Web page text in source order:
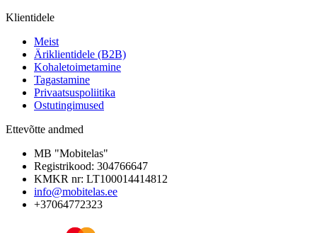
Klientidele
Meist
Äriklientidele (B2B)
Kohaletoimetamine
Tagastamine
Privaatsuspoliitika
Ostutingimused
Ettevõtte andmed
MB "Mobitelas"
Registrikood: 304766647
KMKR nr: LT100014414812
info@mobitelas.ee
+37064772323